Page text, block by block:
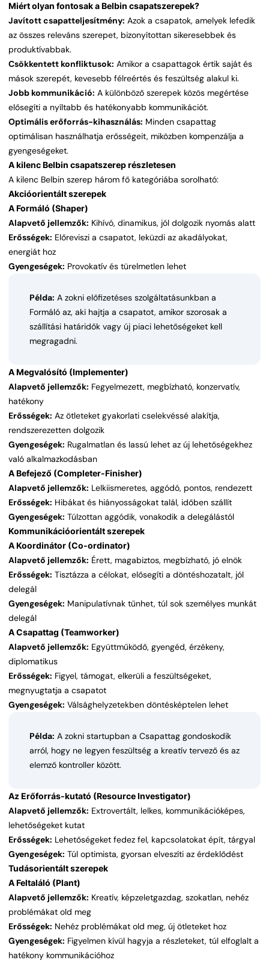
Miért olyan fontosak a Belbin csapatszerepek?
Javított csapatteljesítmény: Azok a csapatok, amelyek lefedik
az összes releváns szerepet, bizonyítottan sikeresebbek és
produktívabbak.
Csökkentett konfliktusok: Amikor a csapattagok értik saját és
mások szerepét, kevesebb félreértés és feszültség alakul ki.
Jobb kommunikáció: A különböző szerepek közös megértése
elősegíti a nyíltabb és hatékonyabb kommunikációt.
Optimális erőforrás-kihasználás: Minden csapattag
optimálisan használhatja erősségeit, miközben kompenzálja a
gyengeségeket.
A kilenc Belbin csapatszerep részletesen
A kilenc Belbin szerep három fő kategóriába sorolható:
Akcióorientált szerepek
A Formáló (Shaper)
Alapvető jellemzők: Kihívó, dinamikus, jól dolgozik nyomás alatt
Erősségek: Előreviszi a csapatot, leküzdi az akadályokat,
energiát hoz
Gyengeségek: Provokatív és türelmetlen lehet
Példa: A zokni előfizetéses szolgáltatásunkban a
Formáló az, aki hajtja a csapatot, amikor szorosak a
szállítási határidők vagy új piaci lehetőségeket kell
megragadni.
A Megvalósító (Implementer)
Alapvető jellemzők: Fegyelmezett, megbízható, konzervatív,
hatékony
Erősségek: Az ötleteket gyakorlati cselekvéssé alakítja,
rendszerezetten dolgozik
Gyengeségek: Rugalmatlan és lassú lehet az új lehetőségekhez
való alkalmazkodásban
A Befejező (Completer-Finisher)
Alapvető jellemzők: Lelkiismeretes, aggódó, pontos, rendezett
Erősségek: Hibákat és hiányosságokat talál, időben szállít
Gyengeségek: Túlzottan aggódik, vonakodik a delegálástól
Kommunikációorientált szerepek
A Koordinátor (Co-ordinator)
Alapvető jellemzők: Érett, magabiztos, megbízható, jó elnök
Erősségek: Tisztázza a célokat, elősegíti a döntéshozatalt, jól
delegál
Gyengeségek: Manipulatívnak tűnhet, túl sok személyes munkát
delegál
A Csapattag (Teamworker)
Alapvető jellemzők: Együttműködő, gyengéd, érzékeny,
diplomatikus
Erősségek: Figyel, támogat, elkerüli a feszültségeket,
megnyugtatja a csapatot
Gyengeségek: Válsághelyzetekben döntésképtelen lehet
Példa: A zokni startupban a Csapattag gondoskodik
arról, hogy ne legyen feszültség a kreatív tervező és az
elemző kontroller között.
Az Erőforrás-kutató (Resource Investigator)
Alapvető jellemzők: Extrovertált, lelkes, kommunikációképes,
lehetőségeket kutat
Erősségek: Lehetőségeket fedez fel, kapcsolatokat épít, tárgyal
Gyengeségek: Túl optimista, gyorsan elveszíti az érdeklődést
Tudásorientált szerepek
A Feltaláló (Plant)
Alapvető jellemzők: Kreatív, képzeletgazdag, szokatlan, nehéz
problémákat old meg
Erősségek: Nehéz problémákat old meg, új ötleteket hoz
Gyengeségek: Figyelmen kívül hagyja a részleteket, túl elfoglalt a
hatékony kommunikációhoz